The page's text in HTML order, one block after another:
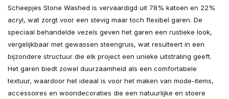
Scheepjes Stone Washed is vervaardigd uit 78% katoen en 22%
acryl, wat zorgt voor een stevig maar toch flexibel garen. De
speciaal behandelde vezels geven het garen een rustieke look,
vergelijkbaar met gewassen steengruis, wat resulteert in een
bijzondere structuur die elk project een unieke uitstraling geeft.
Het garen biedt zowel duurzaamheid als een comfortabele
textuur, waardoor het ideaal is voor het maken van mode-items,
accessoires en woondecoraties die een natuurlijke en stoere